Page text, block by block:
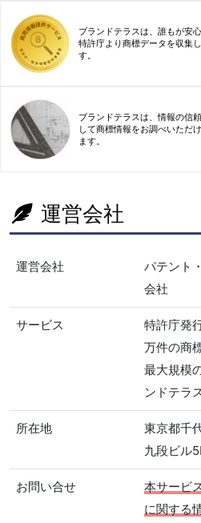
ブランドテラスは、誰もが安
特許庁より商標データを収集
す。
ブランドテラスは、情報の信
して商標情報をお調べいただ
ます。
運営会社
運営会社
パテント
会社
サービス
特許庁発
万件の商
最大規模
ンドテラ
所在地
東京都千
九段ビル
お問い合せ
本サービ
に関する